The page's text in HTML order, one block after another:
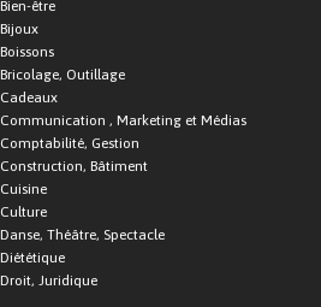
Bien-être
Bijoux
Boissons
Bricolage, Outillage
Cadeaux
Communication , Marketing et Médias
Comptabilité, Gestion
Construction, Bâtiment
Cuisine
Culture
Danse, Théâtre, Spectacle
Diététique
Droit, Juridique